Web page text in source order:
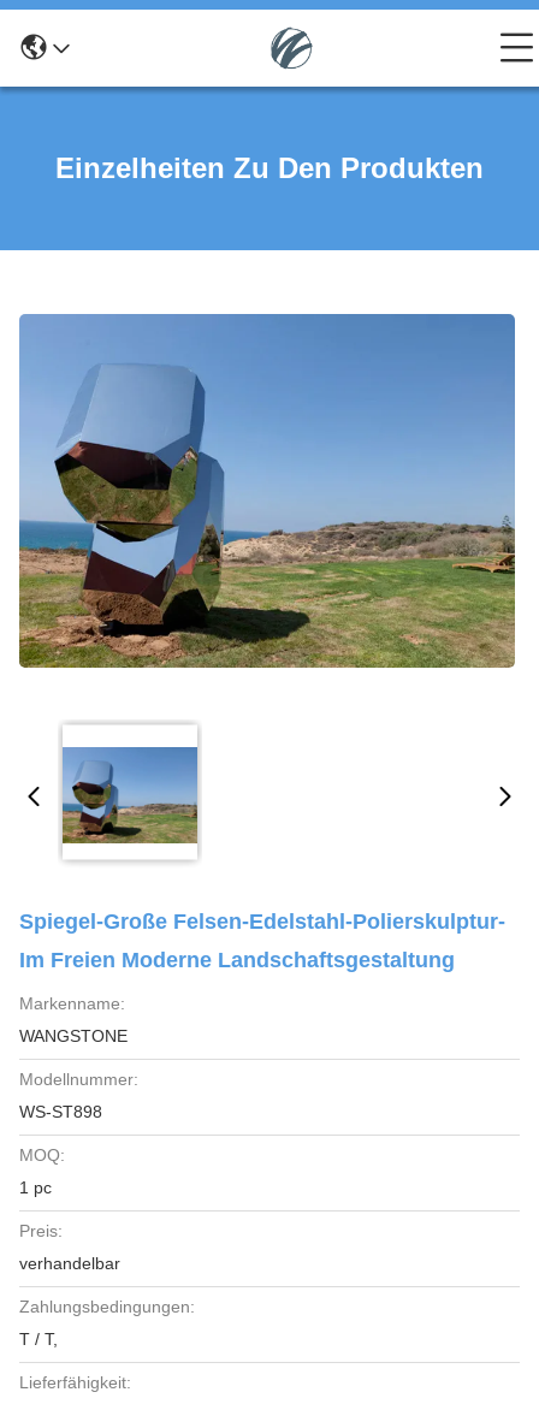
Einzelheiten Zu Den Produkten
Spiegel-Große Felsen-Edelstahl-Polierskulptur-
Im Freien Moderne Landschaftsgestaltung
Markenname:
WANGSTONE
Modellnummer:
WS-ST898
MOQ:
1 pc
Preis:
verhandelbar
Zahlungsbedingungen:
T / T,
Lieferfähigkeit: